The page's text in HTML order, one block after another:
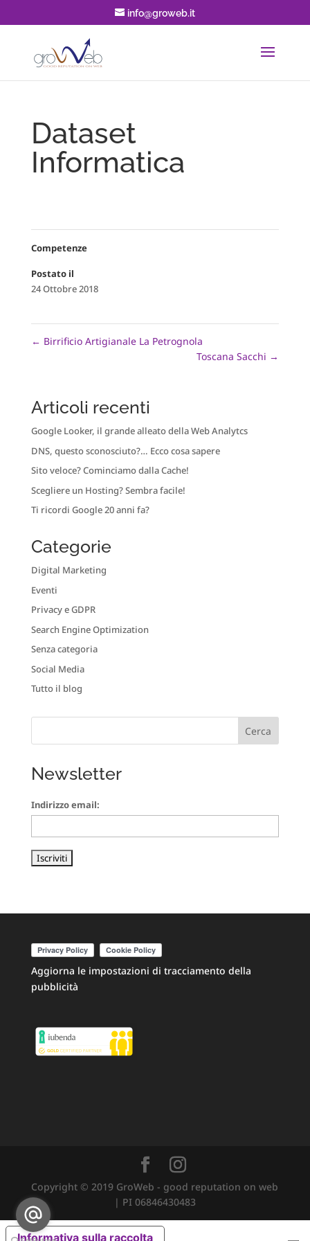
info@groweb.it
Dataset
Informatica
Competenze
Postato il
24 Ottobre 2018
← Birrificio Artigianale La Petrognola
Toscana Sacchi →
Articoli recenti
Google Looker, il grande alleato della Web Analytcs
DNS, questo sconosciuto?… Ecco cosa sapere
Sito veloce? Cominciamo dalla Cache!
Scegliere un Hosting? Sembra facile!
Ti ricordi Google 20 anni fa?
Categorie
Digital Marketing
Eventi
Privacy e GDPR
Search Engine Optimization
Senza categoria
Social Media
Tutto il blog
Newsletter
Indirizzo email:
Aggiorna le impostazioni di tracciamento della
pubblicità
Copyright © 2019 GroWeb - good reputation on web
| PI 06846430483
Informativa sulla raccolta